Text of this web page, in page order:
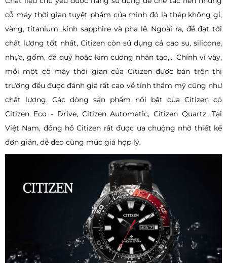
cỗ máy thời gian tuyệt phẩm của mình đó là thép không gỉ,
vàng, titanium, kính sapphire và pha lê. Ngoài ra, để đạt tới
chất lượng tốt nhất, Citizen còn sử dụng cả cao su, silicone,
nhựa, gốm, đá quý hoặc kim cương nhân tạo,... Chính vì vậy,
mỗi một cỗ máy thời gian của Citizen được bán trên thị
trường đều được đánh giá rất cao về tính thẩm mỹ cũng như
chất lượng. Các dòng sản phẩm nổi bật của Citizen có
Citizen Eco - Drive, Citizen Automatic, Citizen Quartz. Tại
Việt Nam, đồng hồ Citizen rất được ưa chuộng nhờ thiết kế
đơn giản, dễ đeo cùng mức giá hợp lý.